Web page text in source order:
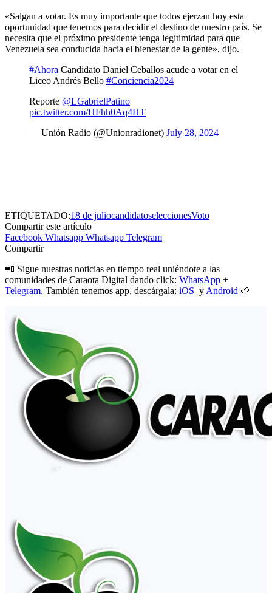
«Salgan a votar. Es muy importante que todos ejerzan hoy esta
oportunidad que tenemos para decidir el destino de nuestro país. Se
necesita que el próximo presidente tenga legitimidad para que
Venezuela sea conducida hacia el bienestar de la gente», dijo.
#Ahora Candidato Daniel Ceballos acude a votar en el
Liceo Andrés Bello #Conciencia2024
Reporte @LGabrielPatino
pic.twitter.com/HFhh0Aq4HT
— Unión Radio (@Unionradionet) July 28, 2024
ETIQUETADO:18 de juliocandidatoseleccionesVoto
Compartir este artículo
Facebook Whatsapp Whatsapp Telegram
Compartir
📲 Sigue nuestras noticias en tiempo real uniéndote a las
comunidades de Caraota Digital dando click: WhatsApp +
Telegram. También tenemos app, descárgala: iOS y Android 🌱